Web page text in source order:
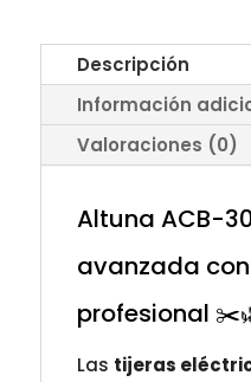
Descripción
Información
Valoraciones (0)
Altuna ACB-
avanzada
profesional
Las tijeras